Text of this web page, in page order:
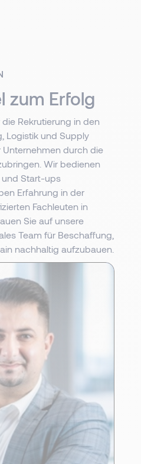
zum Erfolg
Rekrutierung in den
Logistik und Supply
durch die
Wir bedienen
und Start-ups
Erfahrung in der
Fachleuten in
Sie auf unsere
Team für Beschaffung,
nachhaltig aufzubauen.